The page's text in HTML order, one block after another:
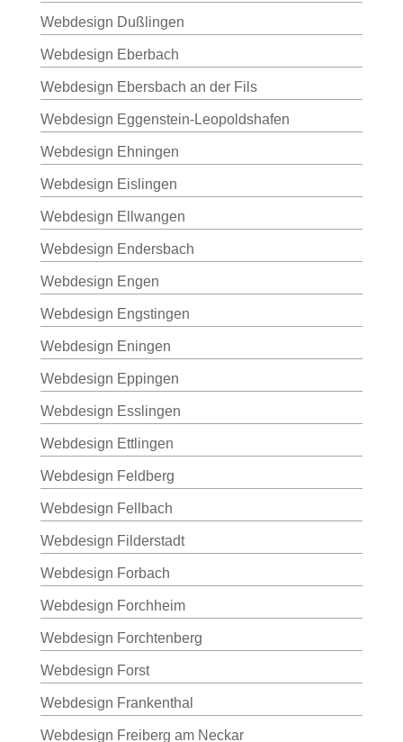
Webdesign Dußlingen
Webdesign Eberbach
Webdesign Ebersbach an der Fils
Webdesign Eggenstein-Leopoldshafen
Webdesign Ehningen
Webdesign Eislingen
Webdesign Ellwangen
Webdesign Endersbach
Webdesign Engen
Webdesign Engstingen
Webdesign Eningen
Webdesign Eppingen
Webdesign Esslingen
Webdesign Ettlingen
Webdesign Feldberg
Webdesign Fellbach
Webdesign Filderstadt
Webdesign Forbach
Webdesign Forchheim
Webdesign Forchtenberg
Webdesign Forst
Webdesign Frankenthal
Webdesign Freiberg am Neckar